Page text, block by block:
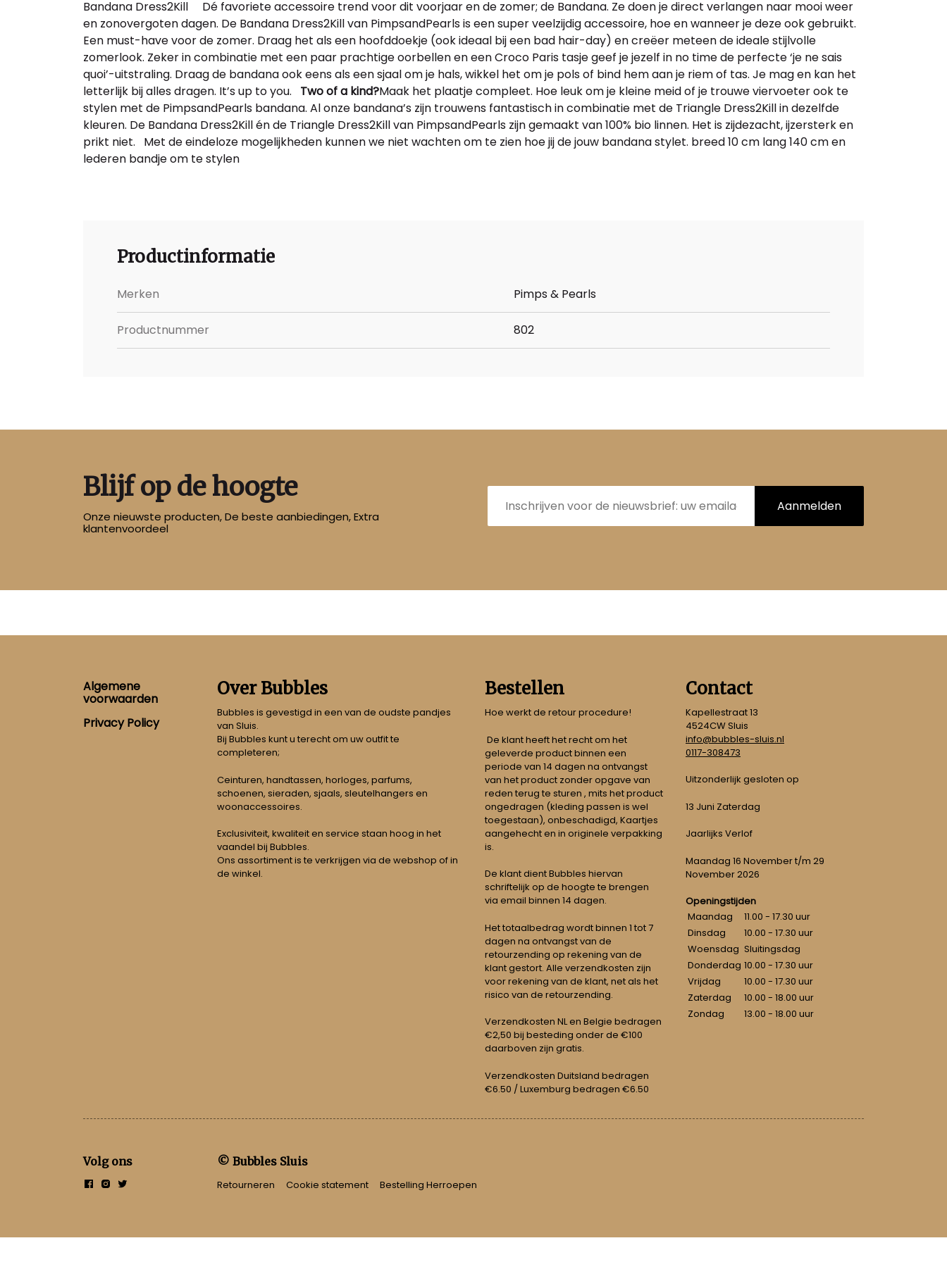
Bandana Dress2Kill Dé favoriete accessoire trend voor dit voorjaar en de zomer; de Bandana. Ze doen je direct verlangen naar mooi weer
en zonovergoten dagen. De Bandana Dress2Kill van PimpsandPearls is een super veelzijdig accessoire, hoe en wanneer je deze ook gebruikt.
Een must-have voor de zomer. Draag het als een hoofddoekje (ook ideaal bij een bad hair-day) en creëer meteen de ideale stijlvolle
zomerlook. Zeker in combinatie met een paar prachtige oorbellen en een Croco Paris tasje geef je jezelf in no time de perfecte ‘je ne sais
quoi’-uitstraling. Draag de bandana ook eens als een sjaal om je hals, wikkel het om je pols of bind hem aan je riem of tas. Je mag en kan het
letterlijk bij alles dragen. It’s up to you. Two of a kind?Maak het plaatje compleet. Hoe leuk om je kleine meid of je trouwe viervoeter ook te
stylen met de PimpsandPearls bandana. Al onze bandana’s zijn trouwens fantastisch in combinatie met de Triangle Dress2Kill in dezelfde
kleuren. De Bandana Dress2Kill én de Triangle Dress2Kill van PimpsandPearls zijn gemaakt van 100% bio linnen. Het is zijdezacht, ijzersterk en
prikt niet. Met de eindeloze mogelijkheden kunnen we niet wachten om te zien hoe jij de jouw bandana stylet. breed 10 cm lang 140 cm en
lederen bandje om te stylen
Productinformatie
Merken Pimps & Pearls
Productnummer 802
Blijf op de hoogte
Onze nieuwste producten, De beste aanbiedingen, Extra
klantenvoordeel
E-
mailadres Aanmelden
Footer
Algemene
voorwaarden
Privacy Policy
Over Bubbles
Bubbles is gevestigd in een van de oudste pandjes
van Sluis.
Bij Bubbles kunt u terecht om uw outfit te
completeren;
Ceinturen, handtassen, horloges, parfums,
schoenen, sieraden, sjaals, sleutelhangers en
woonaccessoires.
Exclusiviteit, kwaliteit en service staan hoog in het
vaandel bij Bubbles.
Ons assortiment is te verkrijgen via de webshop of in
de winkel.
Bestellen
Hoe werkt de retour procedure!
De klant heeft het recht om het
geleverde product binnen een
periode van 14 dagen na ontvangst
van het product zonder opgave van
reden terug te sturen , mits het product
ongedragen (kleding passen is wel
toegestaan), onbeschadigd, Kaartjes
aangehecht en in originele verpakking
is.
De klant dient Bubbles hiervan
schriftelijk op de hoogte te brengen
via email binnen 14 dagen.
Het totaalbedrag wordt binnen 1 tot 7
dagen na ontvangst van de
retourzending op rekening van de
klant gestort. Alle verzendkosten zijn
voor rekening van de klant, net als het
risico van de retourzending.
Verzendkosten NL en Belgie bedragen
€2,50 bij besteding onder de €100
daarboven zijn gratis.
Verzendkosten Duitsland bedragen
€6.50 / Luxemburg bedragen €6.50
Contact
Kapellestraat 13
4524CW Sluis
info@bubbles-sluis.nl
0117-308473
Uitzonderlijk gesloten op
13 Juni Zaterdag
Jaarlijks Verlof
Maandag 16 November t/m 29
November 2026
Openingstijden
Maandag
11.00 - 17.30 uur
Dinsdag
10.00 - 17.30 uur
Woensdag Sluitingsdag
Donderdag 10.00 - 17.30 uur
Vrijdag
10.00 - 17.30 uur
Zaterdag
10.00 - 18.00 uur
Zondag
13.00 - 18.00 uur
Volg ons © Bubbles Sluis
Retourneren Cookie statement Bestelling Herroepen